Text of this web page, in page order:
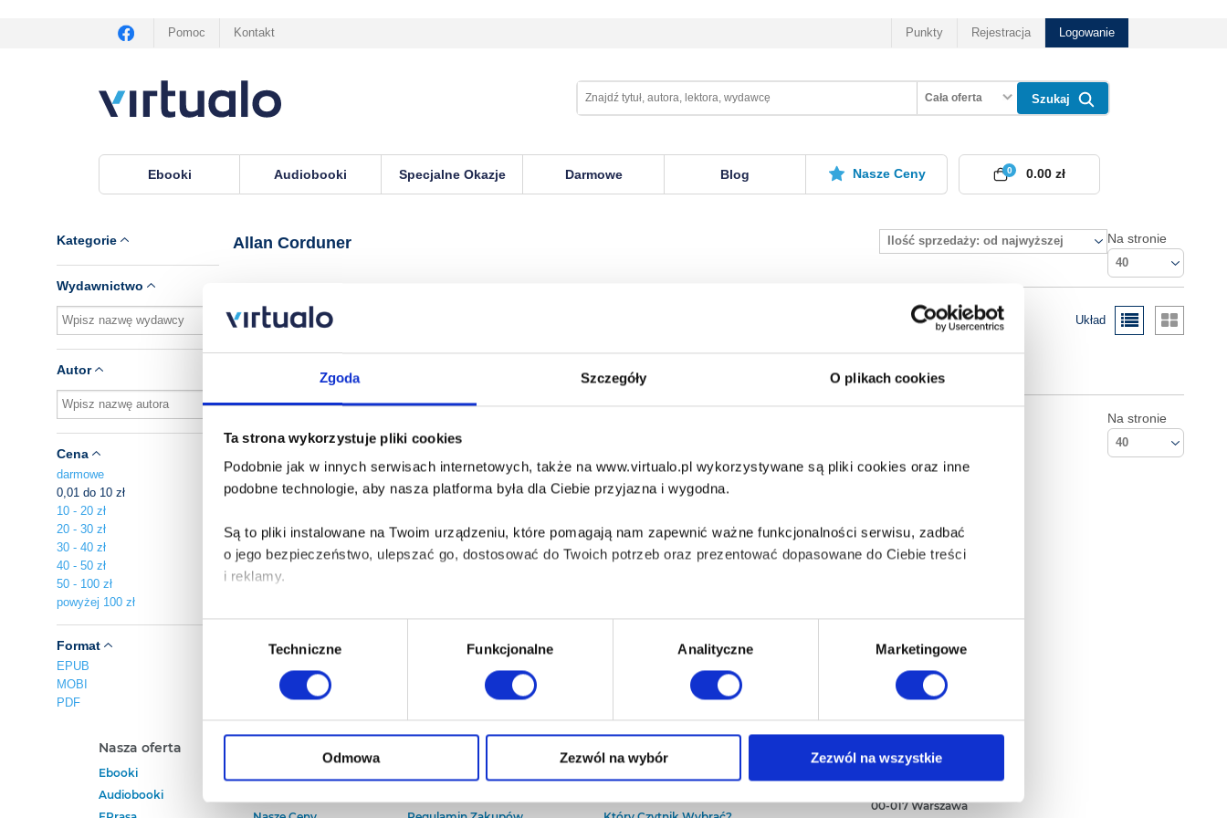
Zgoda Szczegóły O plikach cookies
Ta strona wykorzystuje pliki cookies
Podobnie jak w innych serwisach internetowych, także na www.virtualo.pl wykorzystywane są pliki cookies oraz inne
podobne technologie, aby nasza platforma była dla Ciebie przyjazna i wygodna.
Są to pliki instalowane na Twoim urządzeniu, które pomagają nam zapewnić ważne funkcjonalności serwisu, zadbać
o jego bezpieczeństwo, ulepszać go, dostosować do Twoich potrzeb oraz prezentować dopasowane do Ciebie treści
i reklamy.
Poza plikami, które są nam niezbędne do prawidłowego i bezpiecznego działania serwisu - są także takie, które wymagają
Twojej zgody.
Każda udzielona zgoda poprawi Twoje doświadczenia jeśli jesteś naszym Użytkownikiem.
Wybór
Techniczne Funkcjonalne Analityczne Marketingowe
Odmowa Zezwól na wybór Zezwól na wszystkie
Pomoc Kontakt Punkty Rejestracja Logowanie
Cała oferta Szukaj
Ebooki Audiobooki Specjalne Okazje Darmowe Blog Nasze Ceny 0
0.00 zł
Kategorie
Wydawnictwo
Autor
Cena
darmowe
0,01 do 10 zł
10 - 20 zł
20 - 30 zł
30 - 40 zł
40 - 50 zł
50 - 100 zł
powyżej 100 zł
Format
EPUB
MOBI
PDF
Allan Corduner Ilość sprzedaży: od najwyższej Na stronie
40
Układ
Na stronie
40
Nasza oferta
Ebooki
Audiobooki
Baza wiedzy
Empik S.A
00-017 Warszawa